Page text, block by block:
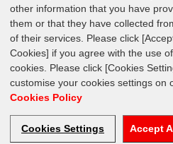
other information that you have
them or that they have collected
of their services. Please click
Cookies] if you agree with the use
cookies. Please click [Cookies
customise your cookies settings on
Cookies Policy
Cookies Settings Accept
Follow us
Terms of Use About personal
©CC-Link Partner Association